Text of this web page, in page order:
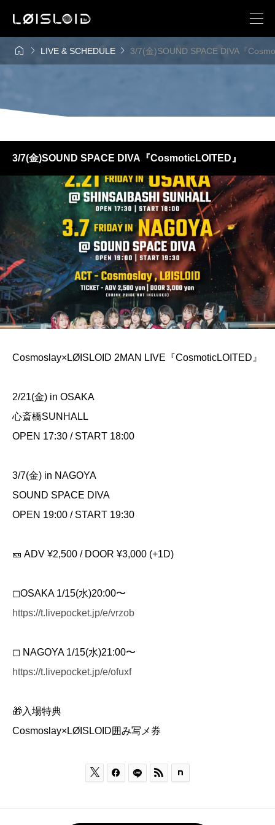
  LIVE & SCHEDULE  3/7(金)SOUND SPACE DIVA『
3/7(金)SOUND SPACE DIVA『CosmoticLOITED』
Cosmoslay×LØISLOID 2MAN LIVE『CosmoticLOITED』
2/21(金) in OSAKA
心斎橋SUNHALL
OPEN 17:30 / START 18:00
3/7(金) in NAGOYA
SOUND SPACE DIVA
OPEN 19:00 / START 19:30
🎫 ADV ¥2,500 / DOOR ¥3,000 (+1D)
◻︎OSAKA 1/15(水)20:00〜
https://t.livepocket.jp/e/vrzob
◻︎ NAGOYA 1/15(水)21:00〜
https://t.livepocket.jp/e/ofuxf
🎁入場特典
Cosmoslay×LØISLOID囲み写メ券
  